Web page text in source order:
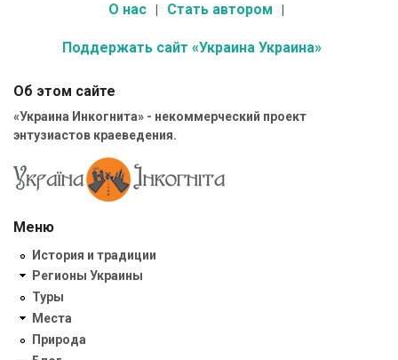
О нас Стать автором
Поддержать сайт «Украина Украина»
Об этом сайте
«Украина Инкогнита» - некоммерческий проект
энтузиастов краеведения.
Меню
История и традиции
Регионы Украины
Туры
Места
Природа